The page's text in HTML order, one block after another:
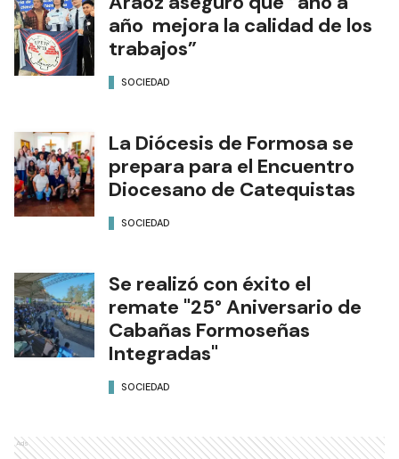
año mejora la calidad de los
trabajos”
SOCIEDAD
La Diócesis de Formosa se
prepara para el Encuentro
Diocesano de Catequistas
SOCIEDAD
Se realizó con éxito el
remate "25° Aniversario de
Cabañas Formoseñas
Integradas"
SOCIEDAD
Ads